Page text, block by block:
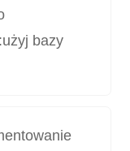
bazy